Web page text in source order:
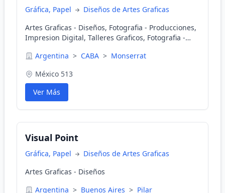
Gráfica, Papel
Diseños de Artes Graficas
Artes Graficas - Diseños, Fotografia - Producciones,
Impresion Digital, Talleres Graficos, Fotografia -
Argentina > CABA > Monserrat
México 513
Ver Más
Visual Point
Gráfica, Papel
Diseños de Artes Graficas
Artes Graficas - Diseños
Argentina > Buenos Aires > Pilar